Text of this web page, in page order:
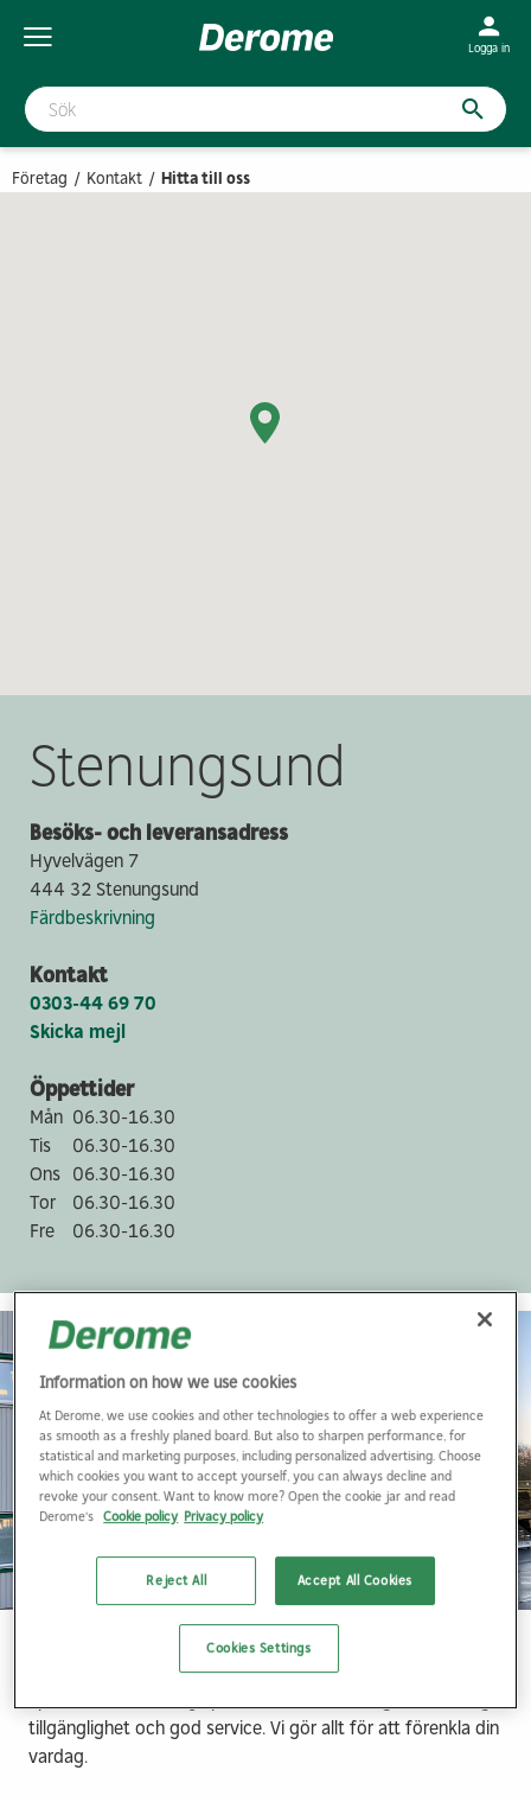
Logga in
Företag Kontakt Hitta till oss
Stenungsund
Besöks- och leveransadress
Hyvelvägen 7
444 32 Stenungsund
Färdbeskrivning
Kontakt
0303-44 69 70
Skicka mejl
Öppettider
Mån 06.30-16.30
Tis
06.30-16.30
Ons 06.30-16.30
Tor
06.30-16.30
Fre
06.30-16.30
En fullsorterad bygg- och industrihandel för
tillgänglighet och god service. Vi gör allt för att förenkla din
vardag.
Information on how we use cookies
At Derome, we use cookies and other technologies to offer a web experience
as smooth as a freshly planed board. But also to sharpen performance, for
statistical and marketing purposes, including personalized advertising. Choose
which cookies you want to accept yourself, you can always decline and
revoke your consent. Want to know more? Open the cookie jar and read
Derome's Cookie policy Privacy policy
Reject All Accept All Cookies
Cookies Settings